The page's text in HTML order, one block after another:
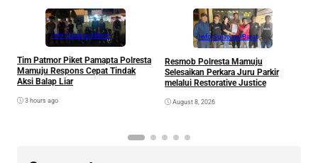
Info Sulawesi Barat
Tim Patmor Piket Pamapta Polresta
Mamuju Respons Cepat Tindak
Aksi Balap Liar
3 hours ago
Info Sulawesi Barat
Resmob Polresta Mamuju
Selesaikan Perkara Juru Parkir
melalui Restorative Justice
August 8, 2026